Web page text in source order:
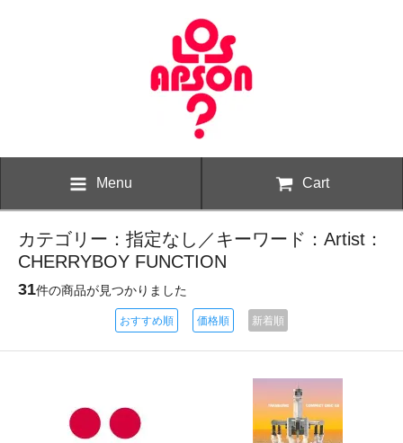
Menu Cart
カテゴリー：指定なし／キーワード：Artist：
CHERRYBOY FUNCTION
31件の商品が見つかりました
おすすめ順 価格順 新着順